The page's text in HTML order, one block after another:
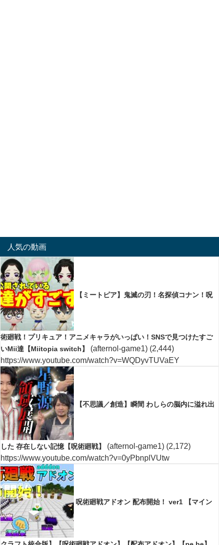
人気の動画
【ミートピア】鬼滅の刃！名探偵コナン！呪
術廻戦！プリキュア！アニメキャラがいっぱい！SNSで見つけたすご
いMii達【Miitopia switch】
(afternol-game1) (2,444)
https://www.youtube.com/watch?v=WQDyvTUVaEY
【不思議／創造】瞬間 わしらの脳内に溢れ出
した 存在しない記憶【呪術廻戦】 (afternol-game1) (2,172)
https://www.youtube.com/watch?v=0yPbnplVUtw
呪術廻戦アドオン 配布開始！ ver1 【マイン